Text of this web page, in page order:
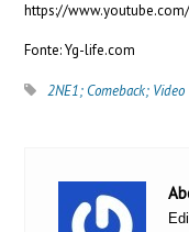
https://
Fonte: Yg-life.com
2NE1; Comeback; Video